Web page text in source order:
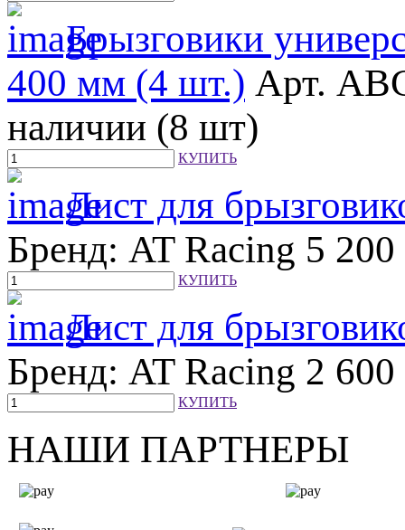
Брызговики
400 мм (4 шт.) Арт.
наличии (8 шт)
КУПИТЬ
Лист для
Бренд: AT Racing 5 200
КУПИТЬ
Лист для
Бренд: AT Racing 2 600
КУПИТЬ
НАШИ ПАРТНЕРЫ